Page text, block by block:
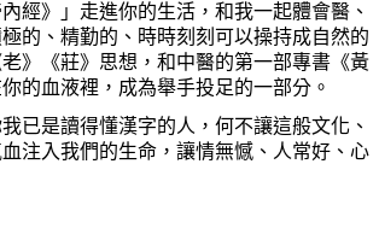
內經》」走進你的生活，和我一起體會醫、
的、精勤的、時時刻刻可以操持成自然的
》《莊》思想，和中醫的第一部專書《黃
的血液裡，成為舉手投足的一部分。
是讀得懂漢字的人，何不讓這般文化、
注入我們的生命，讓情無憾、人常好、心